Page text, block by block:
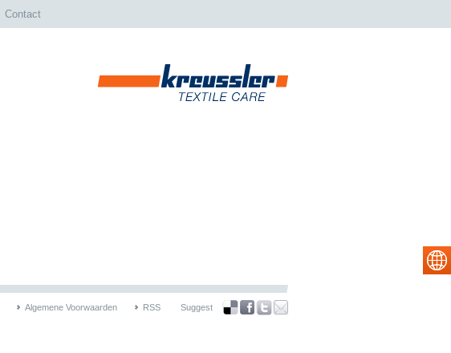
Contact
Algemene Voorwaarden RSS Suggest